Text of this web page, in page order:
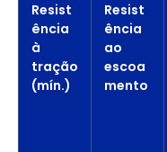
Resist
ência
à
tração
(mín.)
Resist
ência
ao
escoa
mento